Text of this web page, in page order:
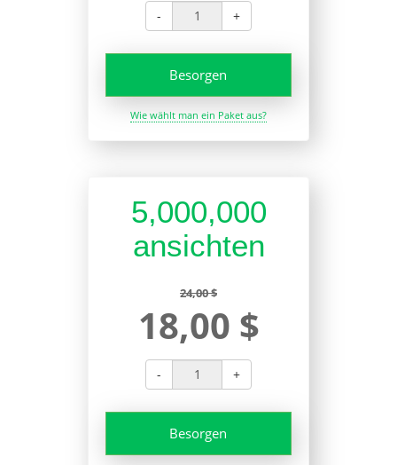
- +
Besorgen
Wie wählt man ein Paket aus?
5,000,000
ansichten
24,00 $
18,00 $
- +
Besorgen